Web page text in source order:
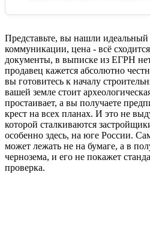
Представьте, вы нашли
коммуникации, цена - всё
документы, в выписке из ЕГРН
продавец кажется абсолютно
вы готовитесь к началу
вашей земле стоит
простаивает, а вы получаете
крест на всех планах. И это не
которой сталкиваются
особенно здесь, на юге России.
может лежать не на бумаге, а в
чернозема, и его не покажет
проверка.